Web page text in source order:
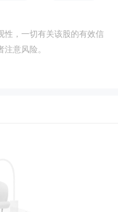
性，一切有关该股的有效信
意风险。